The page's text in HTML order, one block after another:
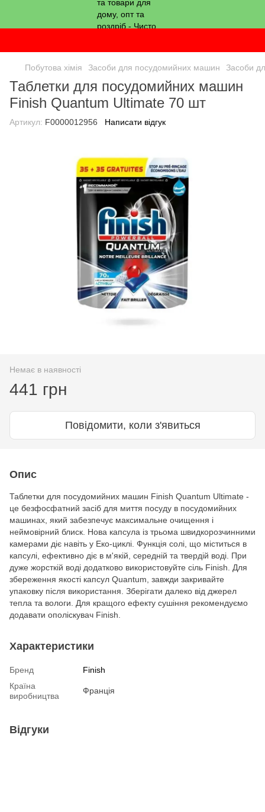
Побутова хімія Засоби для посудомийних машин Засоби
Таблетки для посудомийних машин
Finish Quantum Ultimate 70 шт
Артикул: F0000012956 Написати відгук
Немає в наявності
441 грн
Повідомити, коли з'явиться
Опис
Таблетки для посудомийних машин Finish Quantum Ultimate -
це безфосфатний засіб для миття посуду в посудомийних
машинах, який забезпечує максимальне очищення і
неймовірний блиск. Нова капсула із трьома швидкорозчинними
камерами діє навіть у Еко-циклі. Функція солі, що міститься в
капсулі, ефективно діє в м'якій, середній та твердій воді. При
дуже жорсткій воді додатково використовуйте сіль Finish. Для
збереження якості капсул Quantum, завжди закривайте
упаковку після використання. Зберігати далеко від джерел
тепла та вологи. Для кращого ефекту сушіння рекомендуємо
додавати ополіскувач Finish.
Характеристики
Бренд
Finish
Країна
виробництва
Франція
Відгуки